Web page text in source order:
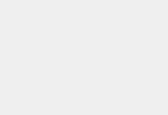
terminal için beş
planlandığını